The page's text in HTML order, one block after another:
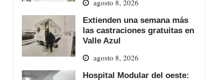
agosto 8, 2026
Extienden una semana más
las castraciones gratuitas en
Valle Azul
agosto 8, 2026
Hospital Modular del oeste: